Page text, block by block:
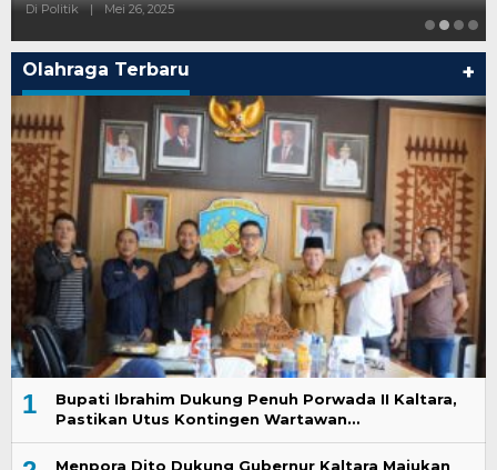
Di Politik Mei 26, 2025
Olahraga Terbaru +
1
Bupati Ibrahim Dukung Penuh Porwada II Kaltara,
Pastikan Utus Kontingen Wartawan…
Menpora Dito Dukung Gubernur Kaltara Majukan